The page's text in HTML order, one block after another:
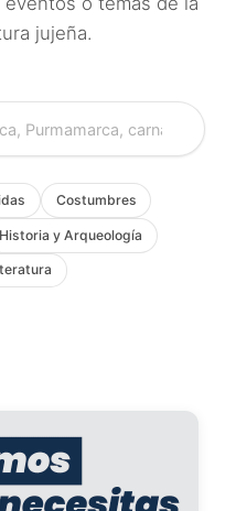
jujeña.
Costumbres
Historia y Arqueología